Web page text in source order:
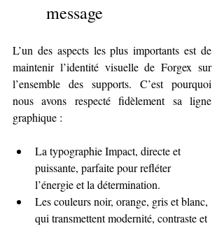
message
L’un des aspects les plus importants est de
maintenir l’identité visuelle de Forgex sur
l’ensemble des supports. C’est pourquoi
nous avons respecté fidèlement sa ligne
graphique :
La typographie Impact, directe et
puissante, parfaite pour refléter
l’énergie et la détermination.
Les couleurs noir, orange, gris et blanc,
qui transmettent modernité, contraste et